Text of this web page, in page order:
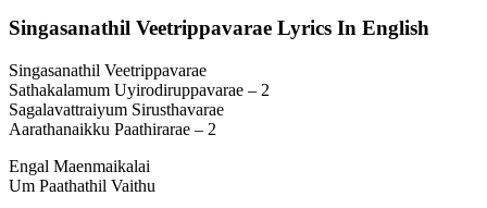
Singasanathil Veetrippavarae Lyrics In English
Singasanathil Veetrippavarae
Sathakalamum Uyirodiruppavarae – 2
Sagalavattraiyum Sirusthavarae
Aarathanaikku Paathirarae – 2
Engal Maenmaikalai
Um Paathathil Vaithu